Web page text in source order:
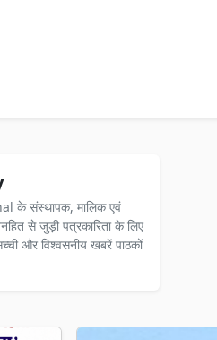
के संस्थापक, मालिक एवं
से जुड़ी पत्रकारिता के लिए
और विश्वसनीय खबरें पाठकों